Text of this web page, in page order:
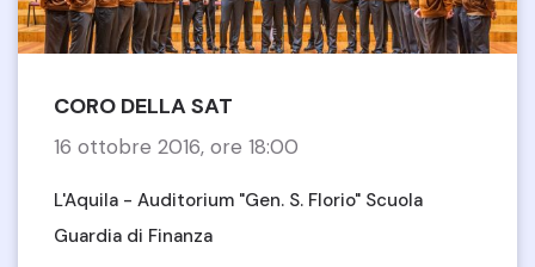
CORO DELLA SAT
16 ottobre 2016, ore 18:00
L'Aquila - Auditorium "Gen. S. Florio" Scuola
Guardia di Finanza